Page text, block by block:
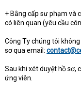
+ Bằng cấp sư phạm và
có liên quan (yêu cầu
Công Ty chúng tôi
sơ qua email:
Sau khi xét duyệt hồ sơ,
ứng viên.